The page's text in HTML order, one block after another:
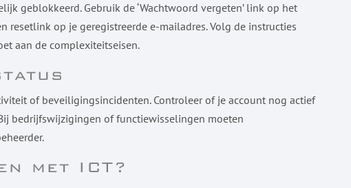
geblokkeerd. Gebruik de ‘Wachtwoord vergeten’ link op het
resetlink op je geregistreerde e-mailadres. Volg de instructies
aan de complexiteitseisen.
of beveiligingsincidenten. Controleer of je account nog actief
bedrijfswijzigingen of functiewisselingen moeten
met ICT?